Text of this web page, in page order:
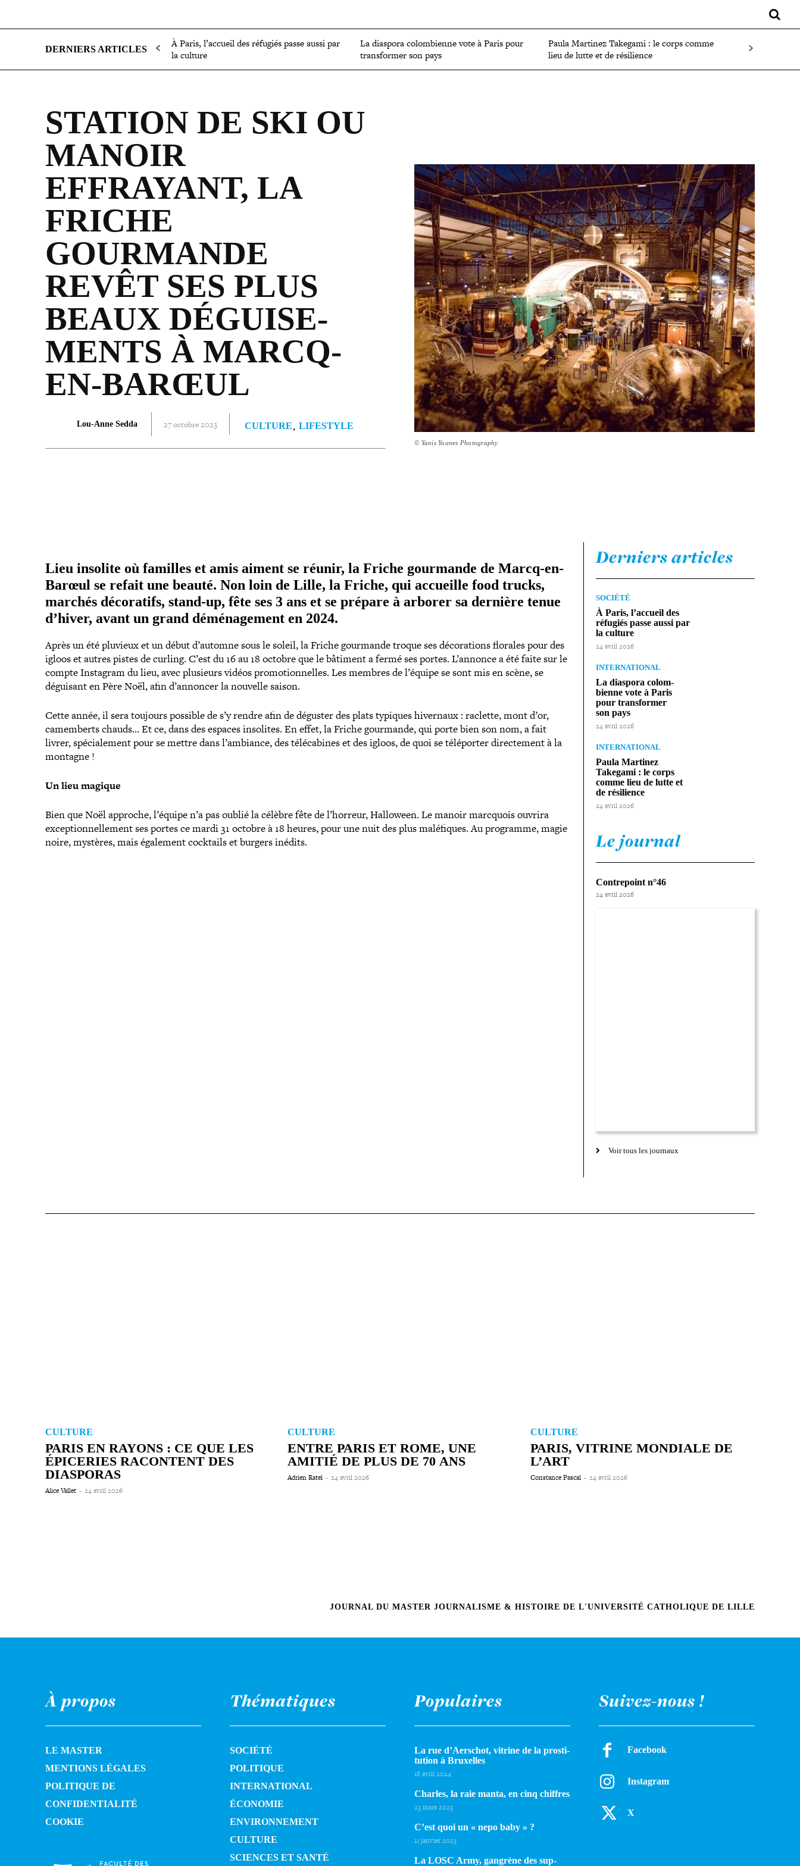
DERNIERS ARTICLES
À Paris, l’accueil des réfugiés passe aussi par
la culture
La diaspora colom­bienne vote à Paris pour
trans­for­mer son pays
Paula Martinez Takegami : le corps comme
lieu de lutte et de résilience
STATION DE SKI OU
MANOIR
EFFRAYANT, LA
FRICHE
GOURMANDE
REVÊT SES PLUS
BEAUX DÉGUI­SE­
MENTS À MARCQ-
EN-BARŒUL
Lou-Anne Sedda 27 octobre 2023 CULTURE LIFESTYLE
© Yanis Younes Photography
Lieu insolite où familles et amis aiment se réunir, la Friche gourmande de Marcq-​en-​
Barœul se refait une beauté. Non loin de Lille, la Friche, qui accueille food trucks,
marchés déco­ra­tifs, stand-​up, fête ses 3 ans et se prépare à arborer sa dernière tenue
d’hiver, avant un grand démé­na­ge­ment en 2024.
Après un été pluvieux et un début d’automne sous le soleil, la Friche gourmande troque ses déco­ra­tions florales pour des
igloos et autres pistes de curling. C’est du 16 au 18 octobre que le bâtiment a fermé ses portes. L’annonce a été faite sur le
compte Instagram du lieu, avec plusieurs vidéos pro­mo­tion­nelles. Les membres de l’équipe se sont mis en scène, se
déguisant en Père Noël, afin d’annoncer la nouvelle saison.
Cette année, il sera toujours possible de s’y rendre afin de déguster des plats typiques hivernaux : raclette, mont d’or,
camem­berts chauds… Et ce, dans des espaces insolites. En effet, la Friche gourmande, qui porte bien son nom, a fait
livrer, spé­cia­le­ment pour se mettre dans l’ambiance, des télé­ca­bines et des igloos, de quoi se télé­por­ter direc­te­ment à la
montagne !
Un lieu magique
Bien que Noël approche, l’équipe n’a pas oublié la célèbre fête de l’horreur, Halloween. Le manoir marcquois ouvrira
excep­tion­nel­le­ment ses portes ce mardi 31 octobre à 18 heures, pour une nuit des plus malé­fiques. Au programme, magie
noire, mystères, mais également cocktails et burgers inédits.
Derniers articles
SOCIÉTÉ
À Paris, l’accueil des
réfugiés passe aussi par
la culture
24 avril 2026
INTERNATIONAL
La diaspora colom­
bienne vote à Paris
pour trans­for­mer
son pays
24 avril 2026
INTERNATIONAL
Paula Martinez
Takegami : le corps
comme lieu de lutte et
de résilience
24 avril 2026
Le journal
Contrepoint n°46
24 avril 2026
Voir tous les journaux
CULTURE
PARIS EN RAYONS : CE QUE LES
ÉPICERIES RACONTENT DES
DIASPORAS
Alice Vallet - 24 avril 2026
CULTURE
ENTRE PARIS ET ROME, UNE
AMITIÉ DE PLUS DE 70 ANS
Adrien Ratel - 24 avril 2026
CULTURE
PARIS, VITRINE MONDIALE DE
L’ART
Constance Pascal - 24 avril 2026
JOURNAL DU MASTER JOURNALISME & HISTOIRE DE L'UNIVERSITÉ CATHOLIQUE DE LILLE
À propos
LE MASTER
MENTIONS LÉGALES
POLITIQUE DE
CONFIDENTIALITÉ
COOKIE
Thématiques
SOCIÉTÉ
POLITIQUE
INTERNATIONAL
ÉCONOMIE
ENVIRONNEMENT
CULTURE
SCIENCES ET SANTÉ
Populaires
La rue d’Aerschot, vitrine de la pros­ti­
tu­tion à Bruxelles
18 avril 2024
Charles, la raie manta, en cinq chiffres
23 mars 2023
C’est quoi un « nepo baby » ?
11 janvier 2023
La LOSC Army, gangrène des sup­
Suivez-nous !
Facebook
Instagram
X